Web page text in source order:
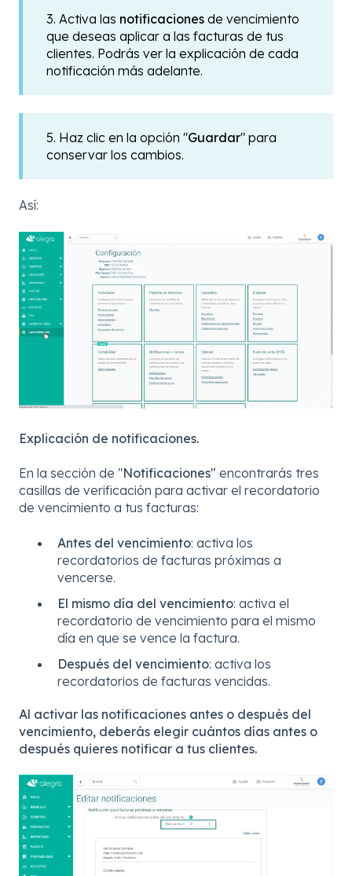
3. Activa las notificaciones de vencimiento
que deseas aplicar a las facturas de tus
clientes. Podrás ver la explicación de cada
notificación más adelante.
5. Haz clic en la opción "Guardar" para
conservar los cambios.
Así:
Explicación de notificaciones.
En la sección de "Notificaciones" encontrarás tres
casillas de verificación para activar el recordatorio
de vencimiento a tus facturas:
Antes del vencimiento: activa los
recordatorios de facturas próximas a
vencerse.
El mismo día del vencimiento: activa el
recordatorio de vencimiento para el mismo
día en que se vence la factura.
Después del vencimiento: activa los
recordatorios de facturas vencidas.
Al activar las notificaciones antes o después del
vencimiento, deberás elegir cuántos días antes o
después quieres notificar a tus clientes.